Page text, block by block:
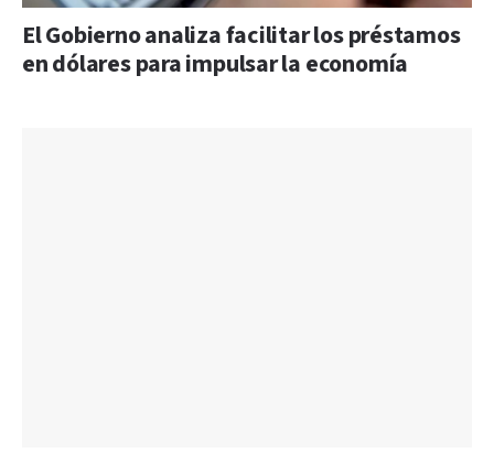
El Gobierno analiza facilitar los préstamos
en dólares para impulsar la economía